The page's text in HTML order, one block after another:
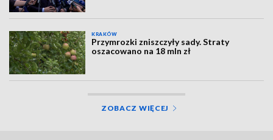
KRAKÓW
Przymrozki zniszczyły sady. Straty
oszacowano na 18 mln zł
ZOBACZ WIĘCEJ